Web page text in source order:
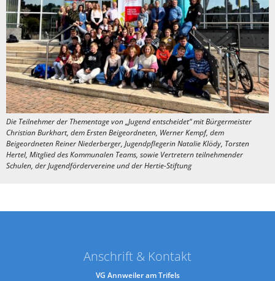
Die Teilnehmer der Thementage von „Jugend entscheidet“ mit Bürgermeister
Christian Burkhart, dem Ersten Beigeordneten, Werner Kempf, dem
Beigeordneten Reiner Niederberger, Jugendpflegerin Natalie Klödy, Torsten
Hertel, Mitglied des Kommunalen Teams, sowie Vertretern teilnehmender
Schulen, der Jugendfördervereine und der Hertie-Stiftung
Anschrift & Kontakt
VG Annweiler am Trifels